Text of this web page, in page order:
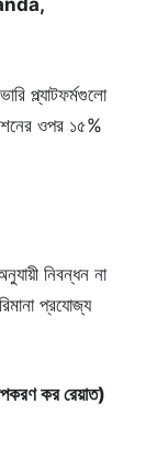
প্ল্যাটফর্মগুলো
ওপর ১৫%
নিবন্ধন না
প্রযোজ্য
কর রেয়াত)